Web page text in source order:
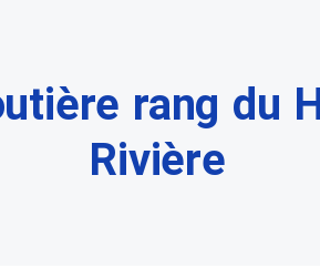
rang du
Rivière